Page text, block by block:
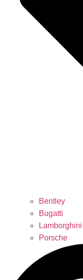
Bentley
Bugatti
Lamborghini
Porsche